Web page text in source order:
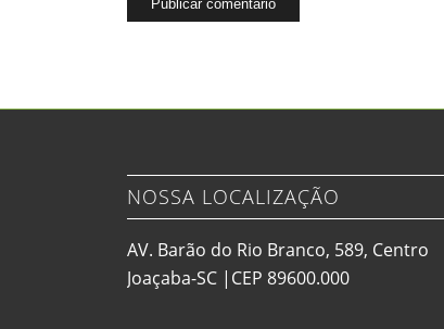
NOSSA LOCALIZAÇÃO
AV. Barão do Rio Branco, 589, Centro
Joaçaba-SC |CEP 89600.000